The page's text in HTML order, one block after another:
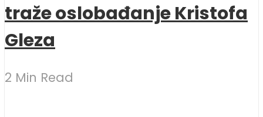
traže oslobađanje Kristofa
Gleza
2 Min Read